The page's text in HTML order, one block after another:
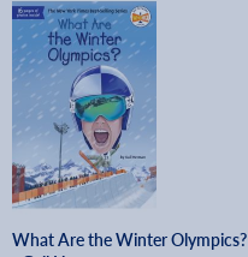
What Are the Winter Olympics?